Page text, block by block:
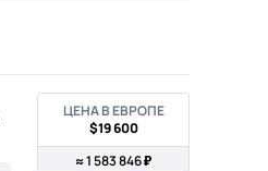
ЦЕНА В ЕВРОПЕ
$19 600
≈ 1 583 846 ₽